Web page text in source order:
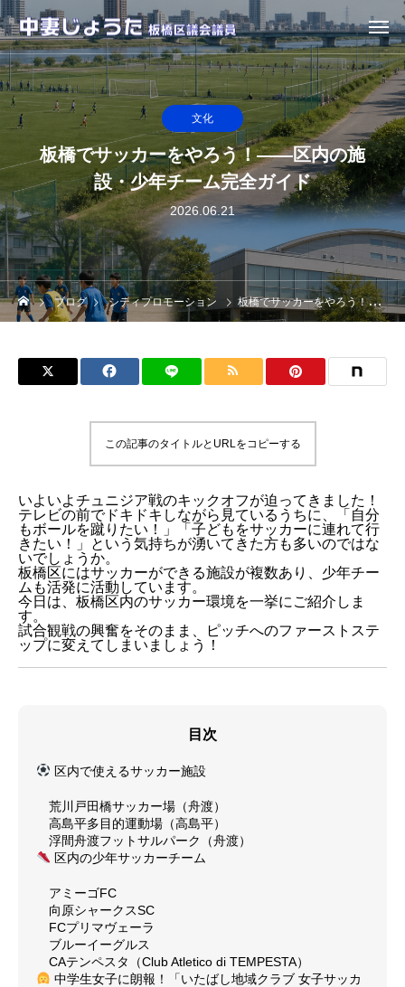
文化
板橋でサッカーをやろう！——区内の施
設・少年チーム完全ガイド
2026.06.21
ブログ シティプロモーション 板橋でサッカーをやろう！——区内の施設・少年チーム完全ガイド
この記事のタイトルとURLをコピーする
いよいよチュニジア戦のキックオフが迫ってきました！
テレビの前でドキドキしながら見ているうちに、「自分
もボールを蹴りたい！」「子どもをサッカーに連れて行
きたい！」という気持ちが湧いてきた方も多いのではな
いでしょうか。
板橋区にはサッカーができる施設が複数あり、少年チー
ムも活発に活動しています。
今日は、板橋区内のサッカー環境を一挙にご紹介しま
す。
試合観戦の興奮をそのまま、ピッチへのファーストステ
ップに変えてしまいましょう！
目次
区内で使えるサッカー施設
荒川戸田橋サッカー場（舟渡）
高島平多目的運動場（高島平）
浮間舟渡フットサルパーク（舟渡）
区内の少年サッカーチーム
アミーゴFC
向原シャークスSC
FCプリマヴェーラ
ブルーイーグルス
CAテンペスタ（Club Atletico di TEMPESTA）
中学生女子に朗報！「いたばし地域クラブ 女子サッカ